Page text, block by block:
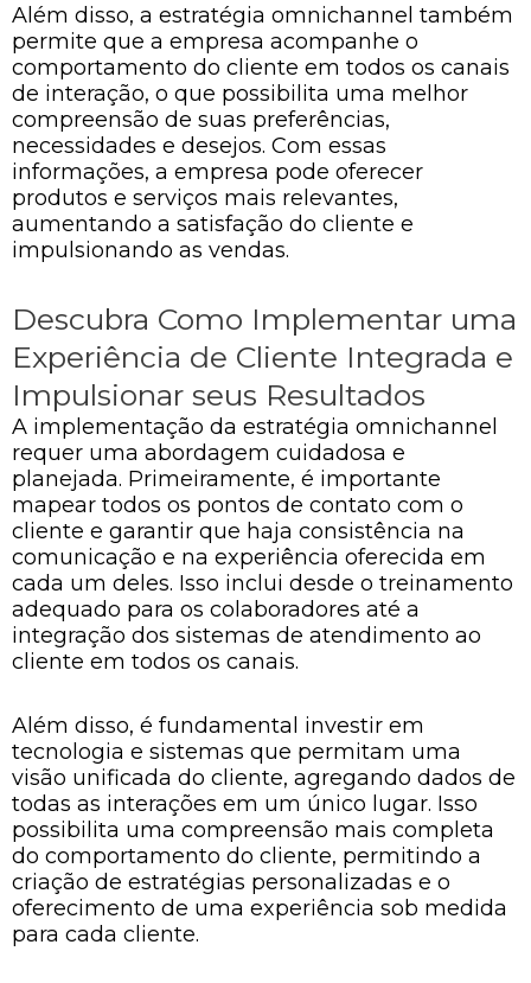
Além disso, a estratégia omnichannel também
permite que a empresa acompanhe o
comportamento do cliente em todos os canais
de interação, o que possibilita uma melhor
compreensão de suas preferências,
necessidades e desejos. Com essas
informações, a empresa pode oferecer
produtos e serviços mais relevantes,
aumentando a satisfação do cliente e
impulsionando as vendas.
Descubra Como Implementar uma
Experiência de Cliente Integrada e
Impulsionar seus Resultados
A implementação da estratégia omnichannel
requer uma abordagem cuidadosa e
planejada. Primeiramente, é importante
mapear todos os pontos de contato com o
cliente e garantir que haja consistência na
comunicação e na experiência oferecida em
cada um deles. Isso inclui desde o treinamento
adequado para os colaboradores até a
integração dos sistemas de atendimento ao
cliente em todos os canais.
Além disso, é fundamental investir em
tecnologia e sistemas que permitam uma
visão unificada do cliente, agregando dados de
todas as interações em um único lugar. Isso
possibilita uma compreensão mais completa
do comportamento do cliente, permitindo a
criação de estratégias personalizadas e o
oferecimento de uma experiência sob medida
para cada cliente.